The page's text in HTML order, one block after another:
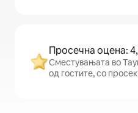
Просечна оцена:
Сместувањата во
од гостите, со